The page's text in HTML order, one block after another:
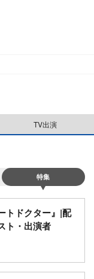
TV出演
特集
トドクター』|配
ト・出演者